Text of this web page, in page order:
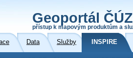
Geoportál
přístup k mapovým produktům a
Data Služby INSPIRE